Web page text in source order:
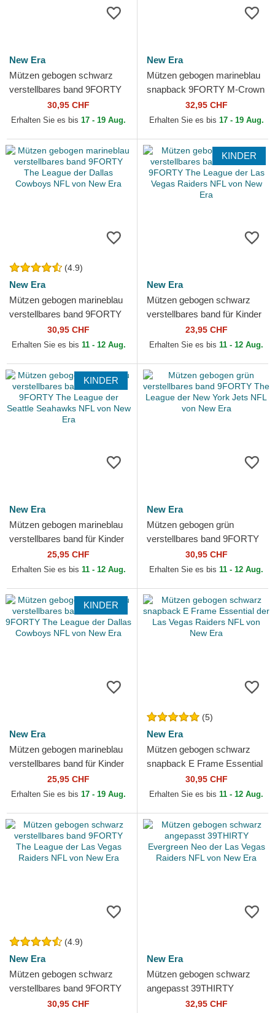
New Era
Mützen gebogen schwarz
verstellbares band 9FORTY
The League der Carolina
Panthers NFL von New Era
30,95 CHF
Erhalten Sie es bis 17 - 19 Aug.
New Era
Mützen gebogen marineblau
snapback 9FORTY M-Crown
Team der New England
Patriots NFL von New Era
32,95 CHF
Erhalten Sie es bis 17 - 19 Aug.
(4.9)
New Era
Mützen gebogen marineblau
verstellbares band 9FORTY
The League der Dallas
Cowboys NFL von New Era
30,95 CHF
Erhalten Sie es bis 11 - 12 Aug.
KINDER
New Era
Mützen gebogen schwarz
verstellbares band für Kinder
9FORTY The League der Las
Vegas Raiders NFL...
23,95 CHF
Erhalten Sie es bis 11 - 12 Aug.
KINDER
New Era
Mützen gebogen marineblau
verstellbares band für Kinder
9FORTY The League der
Seattle Seahawks...
25,95 CHF
Erhalten Sie es bis 11 - 12 Aug.
New Era
Mützen gebogen grün
verstellbares band 9FORTY
The League der New York
Jets NFL von New Era
30,95 CHF
Erhalten Sie es bis 11 - 12 Aug.
KINDER
New Era
Mützen gebogen marineblau
verstellbares band für Kinder
9FORTY The League der
Dallas Cowboys NFL...
25,95 CHF
Erhalten Sie es bis 17 - 19 Aug.
(5)
New Era
Mützen gebogen schwarz
snapback E Frame Essential
der Las Vegas Raiders NFL
von New Era
30,95 CHF
Erhalten Sie es bis 11 - 12 Aug.
(4.9)
New Era
Mützen gebogen schwarz
verstellbares band 9FORTY
The League der Las Vegas
30,95 CHF
New Era
Mützen gebogen schwarz
angepasst 39THIRTY
Evergreen Neo der Las
32,95 CHF